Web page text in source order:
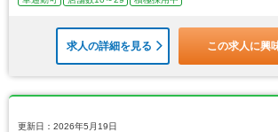
求人の詳細を見る この求人に興
更新日：2026年5月19日